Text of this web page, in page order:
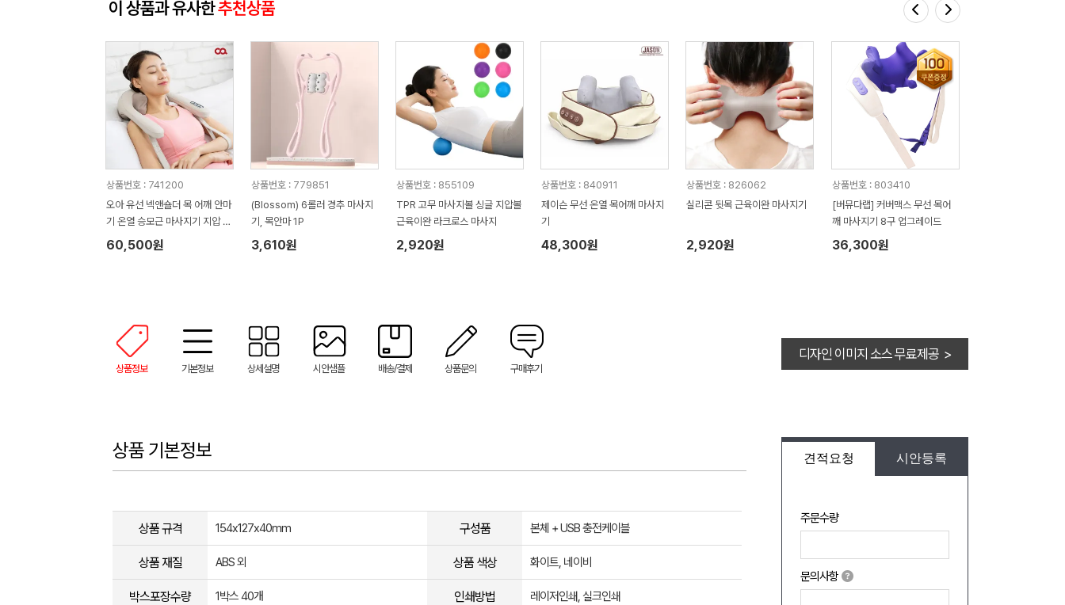
이 상품과 유사한추천상품
상품번호 : 741200
오아 유선 넥앤숄더 목 어깨 안마
기 온열 승모근 마사지기 지압 마
사지 기계
60,500원
상품번호 : 779851
(Blossom) 6롤러 경추 마사지
기, 목안마 1P
3,610원
상품번호 : 855109
TPR 고무 마사지볼 싱글 지압볼
근육이완 라크로스 마사지
2,920원
상품번호 : 840911
제이슨 무선 온열 목어깨 마사지
기
48,300원
상품번호 : 826062
실리콘 뒷목 근육이완 마사지기
2,920원
상품번호 : 803410
[버뮤다랩] 커버맥스 무선 목어
깨 마사지기 8구 업그레이드
36,300원
상품정보 기본정보 상세설명 시안샘플 배송/결제 상품문의 구매후기
디자인 이미지 소스 무료제공 >
견적요청 시안등록
주문수량
문의사항
상품 기본정보
상품 규격 154x127x40mm 구성품 본체 + USB 충전케이블
상품 재질 ABS 외 상품 색상 화이트, 네이비
박스포장수량 1박스 40개 인쇄방법 레이저인쇄, 실크인쇄